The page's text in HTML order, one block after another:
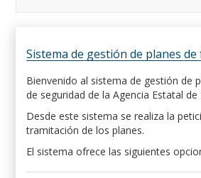
Sistema de gestión de planes
Bienvenido al sistema de gestión de
de seguridad de la Agencia Estatal de
Desde este sistema se realiza la
tramitación de los planes.
El sistema ofrece las siguientes